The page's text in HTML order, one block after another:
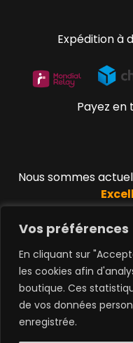
Vos préférences
En cliquant sur
les cookies afin
boutique. Ces
de vos données
enregistrée.
Expédition à
Payez
Nous sommes
© 2019 - 2023
0